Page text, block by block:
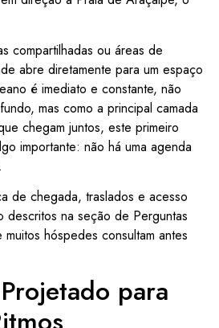
compartilhadas ou áreas de
abre diretamente para um espaço
é imediato e constante, não
mas como a principal camada
chegam juntos, este primeiro
importante: não há uma agenda
de chegada, traslados e acesso
descritos na seção de Perguntas
hóspedes consultam antes
para